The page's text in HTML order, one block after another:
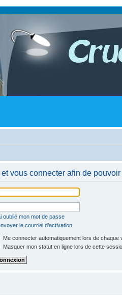
vous connecter afin de
oublié mon mot de passe
le courriel d’activation
Me connecter automatiquement lors de chaque
Masquer mon statut en ligne lors de cette